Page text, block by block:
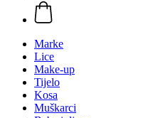
Marke
Lice
Make-up
Tijelo
Kosa
Muškarci